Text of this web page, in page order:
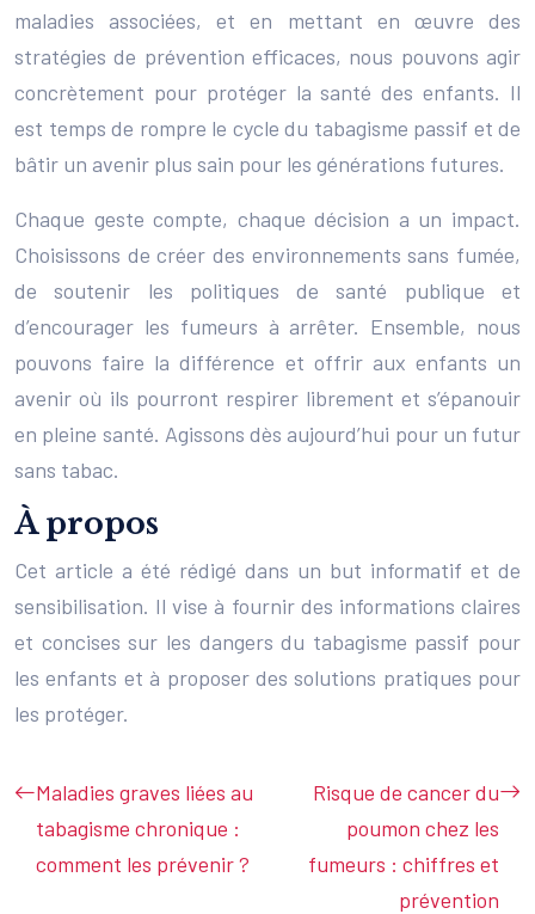
maladies associées, et en mettant en œuvre des
stratégies de prévention efficaces, nous pouvons agir
concrètement pour protéger la santé des enfants. Il
est temps de rompre le cycle du tabagisme passif et de
bâtir un avenir plus sain pour les générations futures.
Chaque geste compte, chaque décision a un impact.
Choisissons de créer des environnements sans fumée,
de soutenir les politiques de santé publique et
d’encourager les fumeurs à arrêter. Ensemble, nous
pouvons faire la différence et offrir aux enfants un
avenir où ils pourront respirer librement et s’épanouir
en pleine santé. Agissons dès aujourd’hui pour un futur
sans tabac.
À propos
Cet article a été rédigé dans un but informatif et de
sensibilisation. Il vise à fournir des informations claires
et concises sur les dangers du tabagisme passif pour
les enfants et à proposer des solutions pratiques pour
les protéger.
Maladies graves liées au
tabagisme chronique :
comment les prévenir ?
Risque de cancer du
poumon chez les
fumeurs : chiffres et
prévention